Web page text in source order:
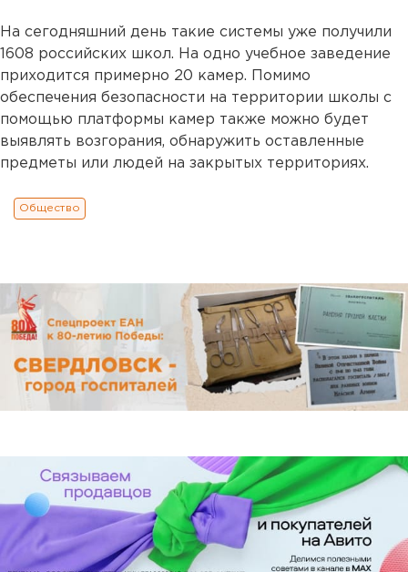
На сегодняшний день такие системы уже получили
1608 российских школ. На одно учебное заведение
приходится примерно 20 камер. Помимо
обеспечения безопасности на территории школы с
помощью платформы камер также можно будет
выявлять возгорания, обнаружить оставленные
предметы или людей на закрытых территориях.
Общество